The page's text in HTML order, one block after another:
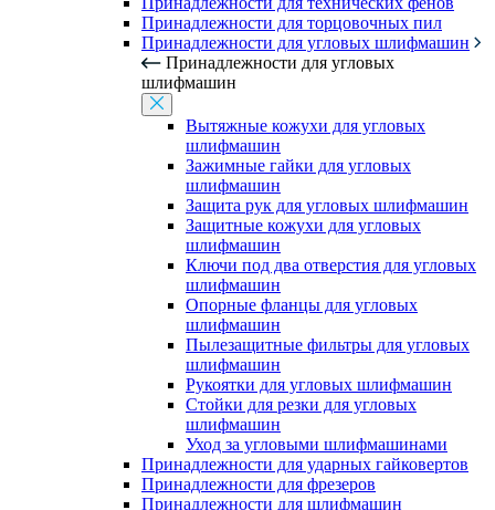
Принадлежности для торцовочных пил
Принадлежности для угловых шлифмашин
Принадлежности для угловых
шлифмашин
Вытяжные кожухи для угловых
шлифмашин
Зажимные гайки для угловых
шлифмашин
Защита рук для угловых шлифмашин
Защитные кожухи для угловых
шлифмашин
Ключи под два отверстия для угловых
шлифмашин
Опорные фланцы для угловых
шлифмашин
Пылезащитные фильтры для угловых
шлифмашин
Рукоятки для угловых шлифмашин
Стойки для резки для угловых
шлифмашин
Уход за угловыми шлифмашинами
Принадлежности для ударных гайковертов
Принадлежности для фрезеров
Принадлежности для шлифмашин